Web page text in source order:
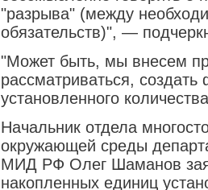
"разрыва" (между
обязательств)", —
"Может быть, мы внесем
рассматриваться,
установленного
Начальник отдела
окружающей среды
МИД РФ Олег Шаманов
накопленных единиц